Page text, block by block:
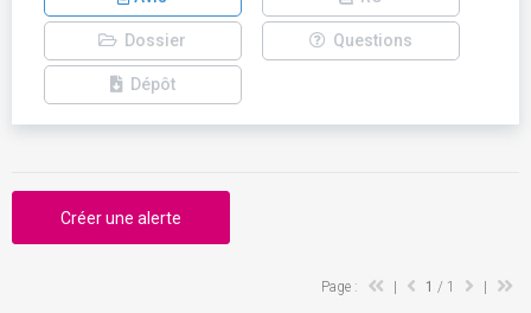
Dossier Questions
Dépôt
Créer une alerte
Page : 1 / 1